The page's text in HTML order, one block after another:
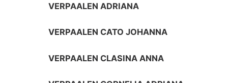
VERPAALEN ADRIANA
VERPAALEN CATO JOHANNA
VERPAALEN CLASINA ANNA